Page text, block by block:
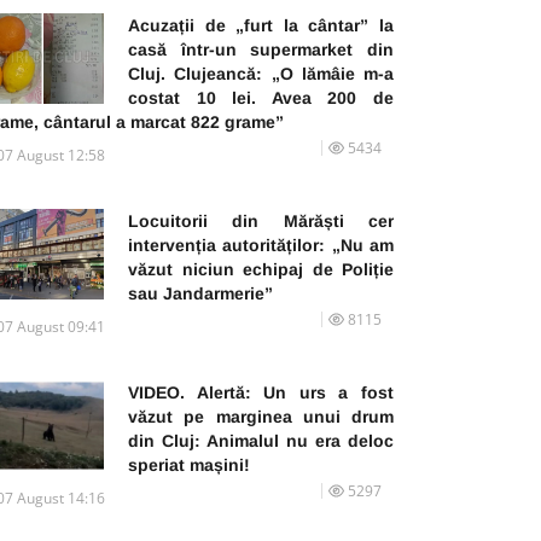
Acuzații de „furt la cântar” la
casă într-un supermarket din
Cluj. Clujeancă: „O lămâie m-a
costat 10 lei. Avea 200 de
cântarul a marcat 822 grame”
August 12:58 5434
Locuitorii din Mărăști cer
intervenția autorităților: „Nu am
văzut niciun echipaj de Poliție
sau Jandarmerie”
August 09:41 8115
VIDEO. Alertă: Un urs a fost
văzut pe marginea unui drum
din Cluj: Animalul nu era deloc
speriat mașini!
August 14:16 5297